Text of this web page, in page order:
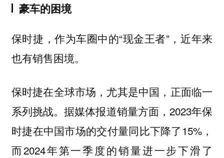
豪车的困境
保时捷，作为车圈中的“现金王者”，近年来
也有销售困境。
保时捷在全球市场，尤其是中国，正面临一
系列挑战。据媒体报道销量方面，2023年保
时捷在中国市场的交付量同比下降了15%，
而2024年第一季度的销量进一步下滑了